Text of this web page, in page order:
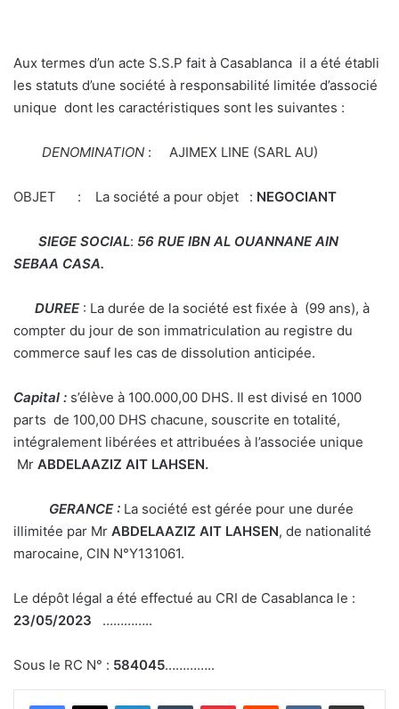
Aux termes d’un acte S.S.P fait à Casablanca il a été établi
les statuts d’une société à responsabilité limitée d’associé
unique dont les caractéristiques sont les suivantes :
DENOMINATION : AJIMEX LINE (SARL AU)
OBJET : La société a pour objet : NEGOCIANT
SIEGE SOCIAL: 56 RUE IBN AL OUANNANE AIN
SEBAA CASA.
DUREE: La durée de la société est fixée à (99 ans), à
compter du jour de son immatriculation au registre du
commerce sauf les cas de dissolution anticipée.
Capital : s’élève à 100.000,00 DHS. Il est divisé en 1000
parts de 100,00 DHS chacune, souscrite en totalité,
intégralement libérées et attribuées à l’associée unique
Mr ABDELAAZIZ AIT LAHSEN.
GERANCE : La société est gérée pour une durée
illimitée par Mr ABDELAAZIZ AIT LAHSEN, de nationalité
marocaine, CIN N°Y131061.
Le dépôt légal a été effectué au CRI de Casablanca le :
23/05/2023 …………..
Sous le RC N° : 584045…………..